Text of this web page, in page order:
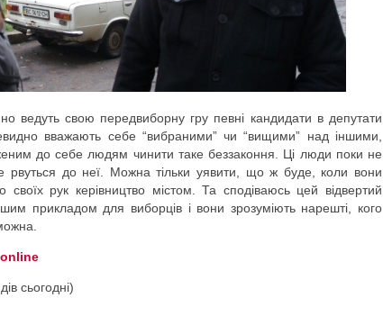
ведуть свою передвиборну гру певні кандидати в депутати
вважають себе “вибраними” чи “вищими” над іншими,
до себе людям чинити таке беззаконня. Ці люди поки не
до неї. Можна тільки уявити, що ж буде, коли вони
своїх рук керівництво містом. Та сподіваюсь цей відвертий
прикладом для виборців і вони зрозуміють нарешті, кого
сьогодні)